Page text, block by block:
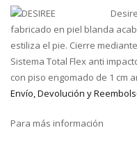
fabricado en piel blanda
estiliza el pie. Cierre
Sistema Total Flex anti
con piso engomado de 1 cm
Envío, Devolución y
Para más información